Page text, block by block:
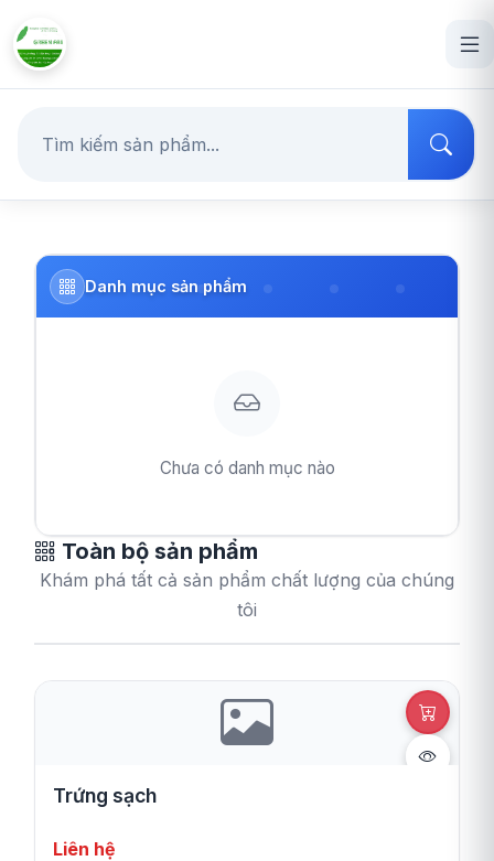
Danh mục sản phẩm
Chưa có danh mục nào
Toàn bộ sản phẩm
Khám phá tất cả sản phẩm chất lượng của chúng
tôi
Trứng sạch
Liên hệ